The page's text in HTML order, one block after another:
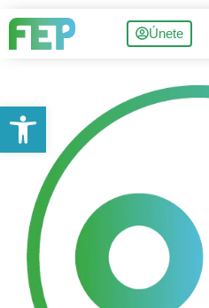
Únete
Abrir barra de herramientas